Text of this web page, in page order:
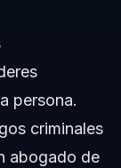
persona.
criminales
abogado de